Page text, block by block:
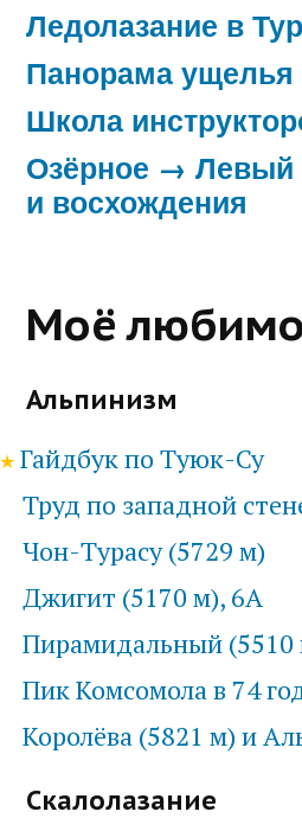
Ледолазание в
Панорама
Школа
Озёрное → Левый
и восхождения
Моё
Альпинизм
Гайдбук по Туюк-Су
Труд по западной
Чон-Турасу (5729 м)
Джигит (5170 м), 6А
Пирамидальный (5510
Пик Комсомола в 74
Королёва (5821 м) и
Скалолазание